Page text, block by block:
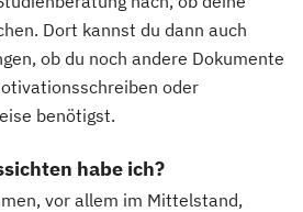
Dort kannst du dann auch
ob du noch andere Dokumente
oder
benötigst.
habe ich?
vor allem im Mittelstand,